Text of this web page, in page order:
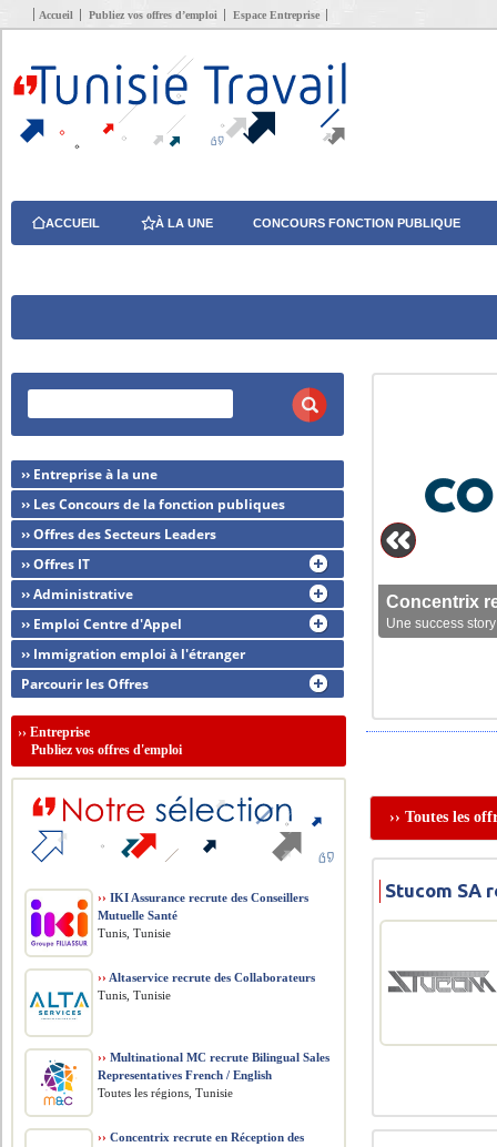
Accueil Publiez vos offres d’emploi Espace Entreprise
ACCUEIL À LA UNE CONCOURS FONCTION PUBLIQUE
Concentrix
Une success
›› Toutes les
Stucom SA
›› Entreprise à la une
›› Les Concours de la fonction publiques
›› Offres des Secteurs Leaders
›› Offres IT
›› Administrative
›› Emploi Centre d'Appel
›› Immigration emploi à l'étranger
Parcourir les Offres
››Entreprise
Publiez vos offres d'emploi
›› IKI Assurance recrute des Conseillers
Mutuelle Santé
Tunis, Tunisie
›› Altaservice recrute des Collaborateurs
Tunis, Tunisie
›› Multinational MC recrute Bilingual Sales
Representatives French / English
Toutes les régions, Tunisie
›› Concentrix recrute en Réception des